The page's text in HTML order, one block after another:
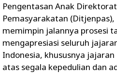
Pengentasan Anak
Pemasyarakatan
memimpin jalannya prosesi
mengapresiasi seluruh
Indonesia, khususnya
atas segala kepedulian dan